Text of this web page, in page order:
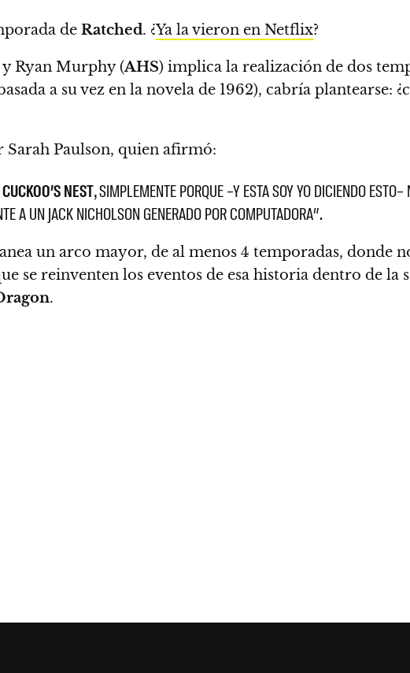
de Ratched. ¿Ya la vieron en Netflix?
Ryan Murphy (AHS) implica la realización de dos
a su vez en la novela de 1962), cabría plantearse:
Sarah Paulson, quien afirmó:
CUCKOO’S NEST, SIMPLEMENTE PORQUE –Y ESTA SOY YO DICIENDO
A UN JACK NICHOLSON GENERADO POR COMPUTADORA”.
un arco mayor, de al menos 4 temporadas, donde
se reinventen los eventos de esa historia dentro de la
.